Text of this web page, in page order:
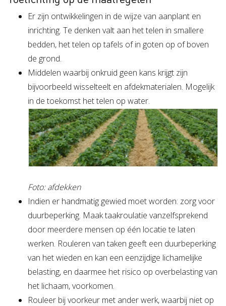
Er zijn ontwikkelingen in de wijze van aanplant en
inrichting. Te denken valt aan het telen in smallere
bedden, het telen op tafels of in goten op of boven
de grond.
Middelen waarbij onkruid geen kans krijgt zijn
bijvoorbeeld wisselteelt en afdekmaterialen. Mogelijk
in de toekomst het telen op water.
Foto: afdekken
Indien er handmatig gewied moet worden: zorg voor
duurbeperking. Maak taakroulatie vanzelfsprekend
door meerdere mensen op één locatie te laten
werken. Rouleren van taken geeft een duurbeperking
van het wieden en kan een eenzijdige lichamelijke
belasting, en daarmee het risico op overbelasting van
het lichaam, voorkomen.
Rouleer bij voorkeur met ander werk, waarbij niet op